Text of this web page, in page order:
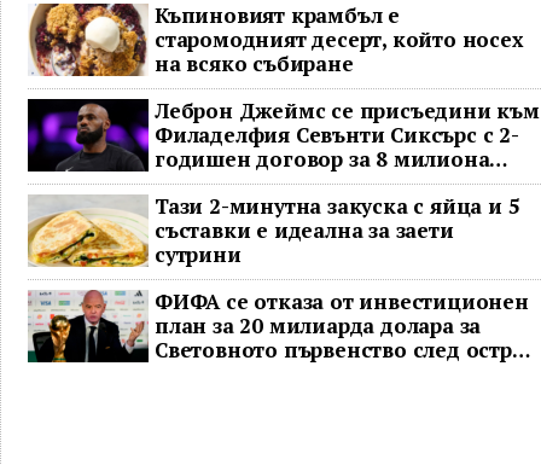
Къпиновият крамбъл е
старомодният десерт, който носех
на всяко събиране
Леброн Джеймс се присъедини към
Филаделфия Севънти Сиксърс с 2-
годишен договор за 8 милиона
долара
Тази 2-минутна закуска с яйца и 5
съставки е идеална за заети
сутрини
ФИФА се отказа от инвестиционен
план за 20 милиарда долара за
Световното първенство след остра